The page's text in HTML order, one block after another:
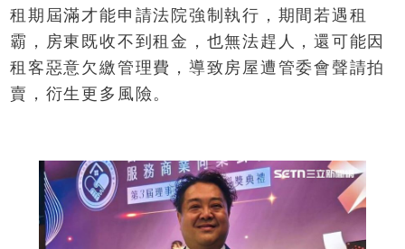
租期屆滿才能申請法院強制執行，期間若遇租
霸，房東既收不到租金，也無法趕人，還可能因
租客惡意欠繳管理費，導致房屋遭管委會聲請拍
賣，衍生更多風險。